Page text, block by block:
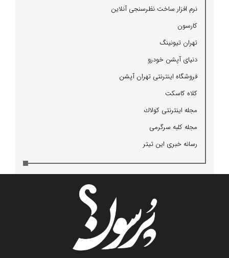
نرم افزار ساخت نظرسنجی آنلاین
كارسون
تهران تیونینگ
دنیای آپشن خودرو
فروشگاه اینترنتی تهران آپشن
كلاه كاسكت
مجله اینترنتی كولاك
مجله كلبه سرگرمی
رسانه خبری این تیتر